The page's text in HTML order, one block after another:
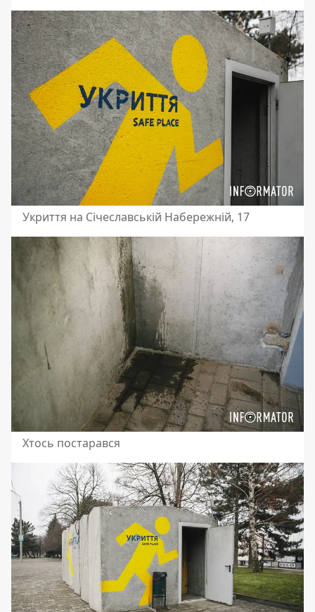
Укриття на Січеславській Набережній, 17
Хтось постарався